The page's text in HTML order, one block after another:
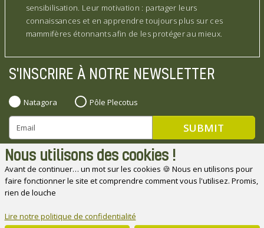
Nous utilisons des cookies !
Avant de continuer… un mot sur les cookies 🍪 Nous en utilisons pour
faire fonctionner le site et comprendre comment vous l'utilisez. Promis,
rien de louche
Lire notre politique de confidentialité
sensibilisation. Leur motivation : partager leurs
connaissances et en apprendre toujours plus sur ces
mammifères étonnants afin de les protéger au mieux.
S'INSCRIRE À NOTRE NEWSLETTER
Natagora Pôle Plecotus
Natagora souhaite remercier ses partenaires